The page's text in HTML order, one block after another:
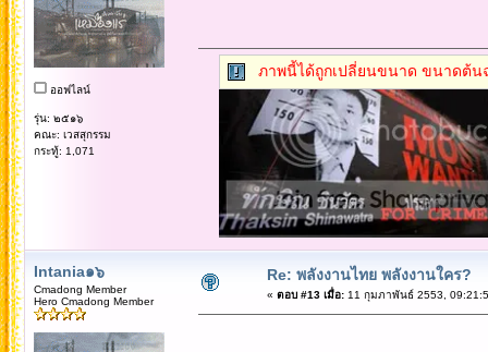
ออฟไลน์
รุ่น: ๒๕๑๖
คณะ: เวสสุกรรม
กระทู้: 1,071
ภาพนี้ได้ถูกเปลี่ยนขนาด ขนาดต้น
Intania๑๖
Cmadong Member
Hero Cmadong Member
Re: พลังงานไทย พลังงานใคร?
« ตอบ #13 เมื่อ:11 กุมภาพันธ์ 2553,